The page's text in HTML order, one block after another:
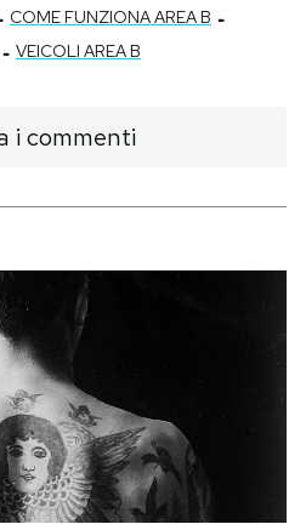
COME FUNZIONA AREA B -
- VEICOLI AREA B
i commenti